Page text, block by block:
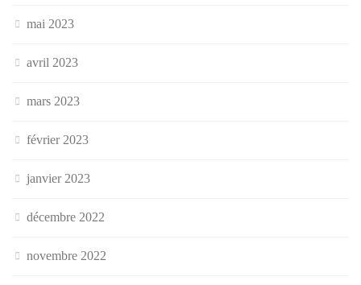
mai 2023
avril 2023
mars 2023
février 2023
janvier 2023
décembre 2022
novembre 2022